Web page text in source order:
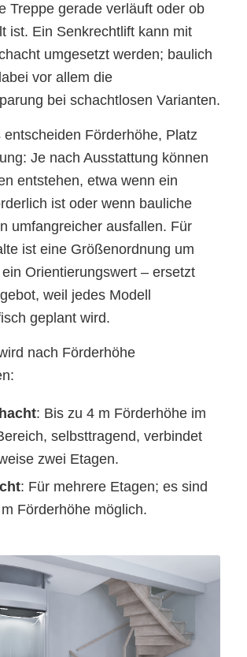
Treppe gerade verläuft oder ob
ist. Ein Senkrechtlift kann mit
umgesetzt werden; baulich
vor allem die
bei schachtlosen Varianten.
entscheiden Förderhöhe, Platz
Je nach Ausstattung können
entstehen, etwa wenn ein
ist oder wenn bauliche
umfangreicher ausfallen. Für
ist eine Größenordnung um
Orientierungswert – ersetzt
weil jedes Modell
geplant wird.
nach Förderhöhe
: Bis zu 4 m Förderhöhe im
selbsttragend, verbindet
zwei Etagen.
: Für mehrere Etagen; es sind
Förderhöhe möglich.